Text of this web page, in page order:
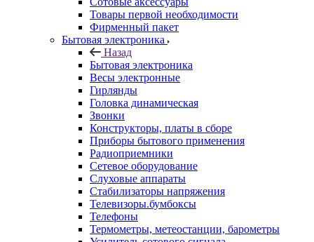
Товары первой необходимости
Фирменный пакет
Бытовая электроника
Назад
Бытовая электроника
Весы электронные
Гирлянды
Головка динамическая
Звонки
Конструкторы, платы в сборе
Приборы бытового применения
Радиоприемники
Сетевое оборудование
Слуховые аппараты
Стабилизаторы напряжения
Телевизоры.бумбоксы
Телефоны
Термометры, метеостанции, барометры